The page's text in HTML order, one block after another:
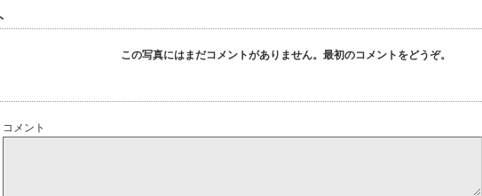
この写真にはまだコメントがありません。最初のコメントをどうぞ。
コメント